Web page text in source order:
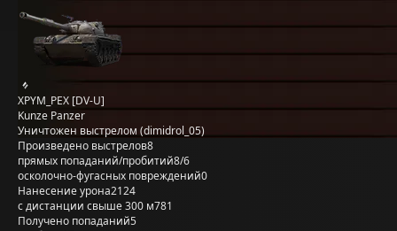
XPYM_PEX [DV-U]
Kunze Panzer
Уничтожен выстрелом (dimidrol_05)
Произведено выстрелов8
прямых попаданий/пробитий8/6
осколочно-фугасных повреждений0
Нанесение урона2124
с дистанции свыше 300 м781
Получено попаданий5